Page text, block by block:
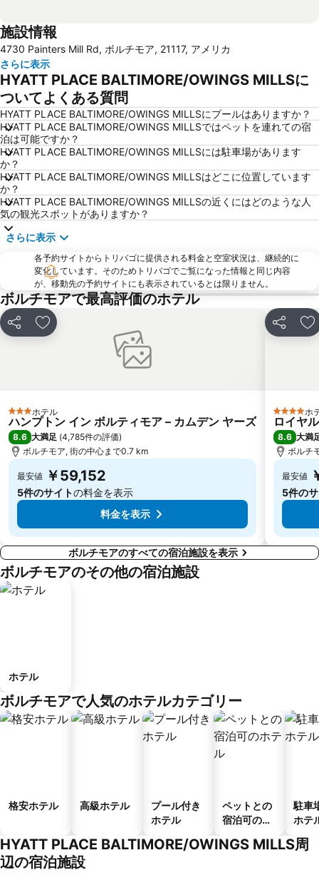
施設情報
4730 Painters Mill Rd, ボルチモア, 21117, アメリカ
さらに表示
HYATT PLACE BALTIMORE/OWINGS MILLSに
ついてよくある質問
HYATT PLACE BALTIMORE/OWINGS MILLSにプールはありますか？
HYATT PLACE BALTIMORE/OWINGS MILLSではペットを連れての宿
泊は可能ですか？
HYATT PLACE BALTIMORE/OWINGS MILLSには駐車場があります
か？
HYATT PLACE BALTIMORE/OWINGS MILLSはどこに位置しています
か？
HYATT PLACE BALTIMORE/OWINGS MILLSの近くにはどのような人
気の観光スポットがありますか？
さらに表示
各予約サイトからトリバゴに提供される料金と空室状況は、継続的に
変化しています。そのためトリバゴでご覧になった情報と同じ内容
が、移動先の予約サイトにも表示されているとは限りません。
ボルチモアで最高評価のホテル
シェア お気に入りに追加
3 ホテルのランク
ホテル
ハンプトン イン ボルティモア – カムデン ヤーズ
8.6 大満足 (4,785件の評価)
ボルチモア, 街の中心まで0.7 km
最安値 ￥59,152
5件のサイトの料金を表示
料金を表示
シェア
4 ホテル
ホ
ロイヤ
8.6 大満
ボルチ
最安値
5件の
ボルチモアのすべての宿泊施設を表示
ボルチモアのその他の宿泊施設
ホテル
ボルチモアで人気のホテルカテゴリー
格安ホテル 高級ホテル
プール付き
ホテル
ペットとの
宿泊可のホ
駐車
ホテ
HYATT PLACE BALTIMORE/OWINGS MILLS周
辺の宿泊施設